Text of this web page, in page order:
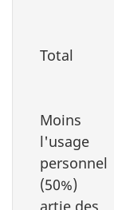
Total
Moins
l'usage
personnel
(50%)
artie des